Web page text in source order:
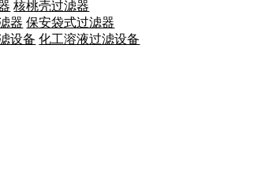
核桃壳过滤器
保安袋式过滤器
化工溶液过滤设备